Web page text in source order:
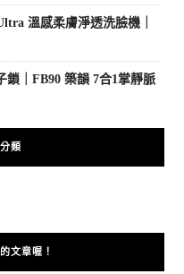
溫感柔膚淨透洗臉機｜
鎖｜FB90 築韻 7合1掌靜脈
類
文章喔！